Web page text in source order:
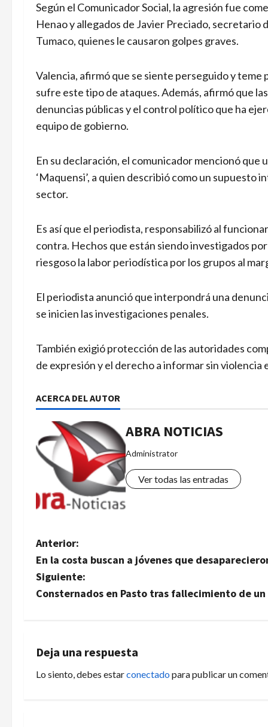
Según el Comunicador Social, la agresión fue
Henao y allegados de Javier Preciado,
Tumaco, quienes le causaron golpes graves.
Valencia, afirmó que se siente perseguido y teme
sufre este tipo de ataques. Además, afirmó que
denuncias públicas y el control político que ha
equipo de gobierno.
En su declaración, el comunicador mencionó que
‘Maquensi’, a quien describió como un
sector.
Es así que el periodista, responsabilizó al
contra. Hechos que están siendo investigados
riesgoso la labor periodística por los grupos al
El periodista anunció que interpondrá una
se inicien las investigaciones penales.
También exigió protección de las autoridades
de expresión y el derecho a informar sin violencia
ACERCA DEL AUTOR
ABRA NOTICIAS
Administrator
Ver todas las entradas
N
a
v
g
a
Anterior:
En la costa buscan a jóvenes que
Siguiente:
Consternados en Pasto tras fallecimiento de
Deja una respuesta
Lo siento, debes estarconectado para publicar un